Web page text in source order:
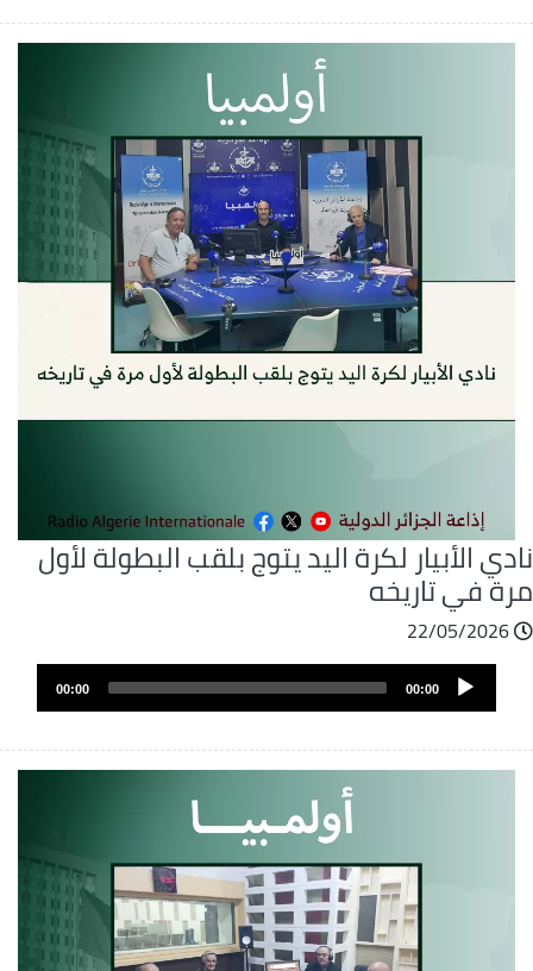
الأبيار لكرة اليد يتوج بلقب البطولة لأول
في تاريخه
22/05/2026
ملفAudio
Player
00:00
00:00